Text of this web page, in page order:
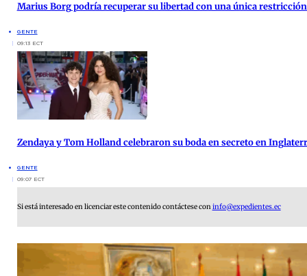
Marius Borg podría recuperar su libertad con una única
GENTE
09:13 ECT
Zendaya y Tom Holland celebraron su boda en secreto en
GENTE
09:07 ECT
Si está interesado en licenciar este contenido contáctese coninfo@expedientes.ec